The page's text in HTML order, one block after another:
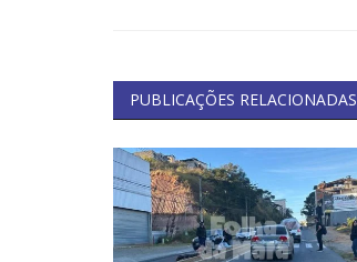
PUBLICAÇÕES RELACIONADAS